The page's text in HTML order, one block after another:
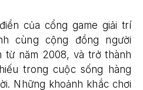
của cổng game giải trí
cùng cộng đồng người
từ năm 2008, và trở thành
trong cuộc sống hàng
Những khoảnh khắc chơi